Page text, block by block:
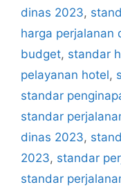
dinas 2023,
harga perjalanan
budget, standar
pelayanan hotel,
standar
standar
dinas 2023,
2023, standar
standar